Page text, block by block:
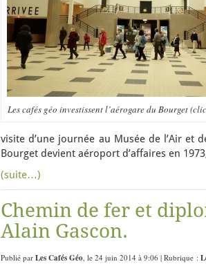
Les cafés géo investissent l’aérogare du Bourget
visite d’une journée au Musée de l’Air et
Bourget devient aéroport d’affaires en
(suite…)
Chemin de fer et
Alain Gascon.
Publié par Les Cafés Géo, le 24 juin 2014 à 9:06 | Rubrique :